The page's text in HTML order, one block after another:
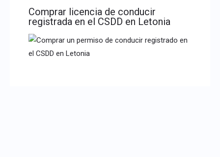
Comprar licencia de conducir
registrada en el CSDD en Letonia